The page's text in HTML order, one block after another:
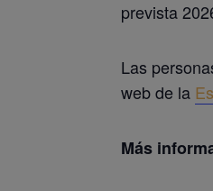
prevista
Las
web de la
Más